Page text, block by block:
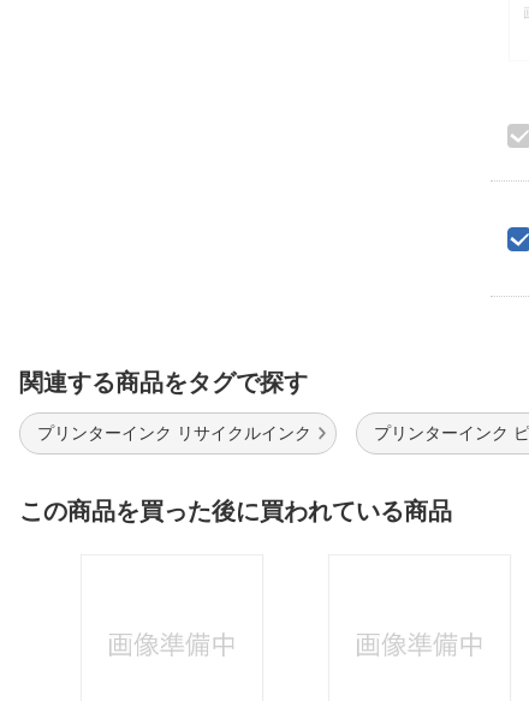
関連する商品をタグで探す
プリンターインク リサイクルインク プリンターインク
この商品を買った後に買われている商品